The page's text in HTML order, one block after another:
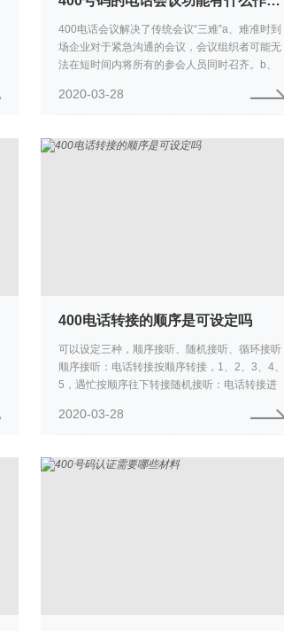
400电话会议解决了传统会议“三难”a、难准时到
场企业对于紧急沟通的会议，会议组织者可能无
法在短时间内将所有的参会人员同时召齐。b、
在一处进行传统会议的进行，...
2020-03-28
400电话转接的顺序是可设定吗
可以设定三种，顺序接听、随机接听、循环接听
顺序接听：电话转接按顺序转接，1、2、3、4、
5，遇忙按顺序往下转接随机接听：电话转接进
接听：也叫平均话务分配，...
2020-03-28